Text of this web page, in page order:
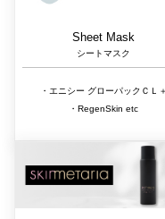
Sheet Mask
シートマスク
・エニシー グローパックＣＬ＋
・RegenSkin etc